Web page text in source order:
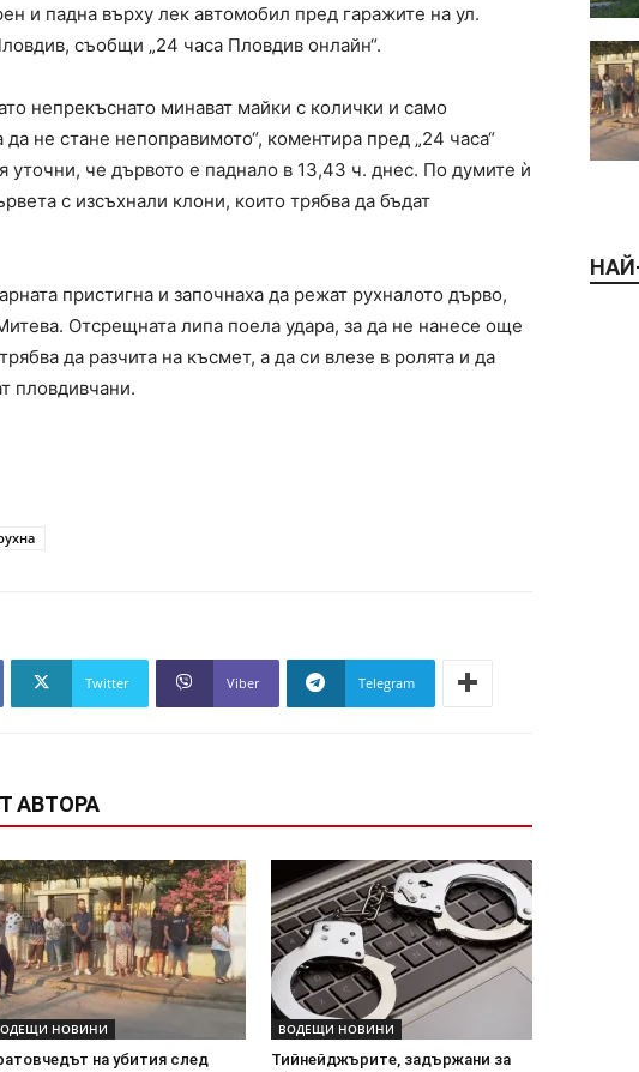
и падна върху лек автомобил пред гаражите на ул.
съобщи „24 часа Пловдив онлайн“.
непрекъснато минават майки с колички и само
не стане непоправимото“, коментира пред „24 часа“
уточни, че дървото е паднало в 13,43 ч. днес. По думите ѝ
с изсъхнали клони, които трябва да бъдат
пристигна и започнаха да режат рухналото дърво,
Отсрещната липа поела удара, за да не нанесе още
да разчита на късмет, а да си влезе в ролята и да
пловдивчани.
Twitter Viber Telegram
АВТОРА
НОВИНИ
на убития след
ВОДЕЩИ НОВИНИ
Тийнейджърите, задържани за